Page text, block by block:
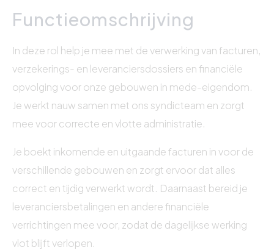
Functieomschrijving
In deze rol help je mee met de verwerking van facturen,
verzekerings- en leveranciersdossiers en financiële
opvolging voor onze gebouwen in mede-eigendom.
Je werkt nauw samen met ons syndicteam en zorgt
mee voor correcte en vlotte administratie.
Je boekt inkomende en uitgaande facturen in voor de
verschillende gebouwen en zorgt ervoor dat alles
correct en tijdig verwerkt wordt. Daarnaast bereid je
leveranciersbetalingen en andere financiële
verrichtingen mee voor, zodat de dagelijkse werking
vlot blijft verlopen.